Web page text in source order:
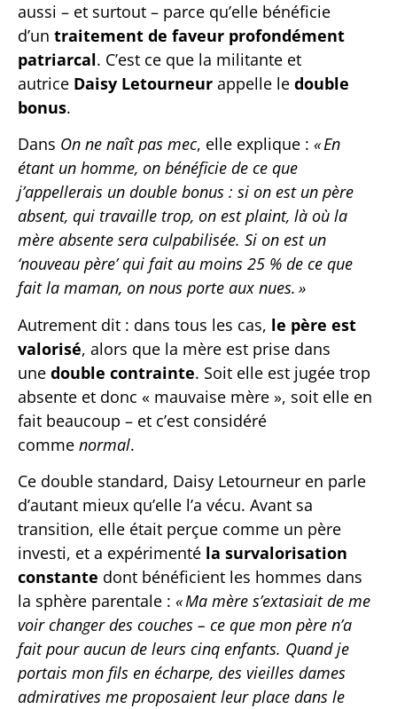
aussi – et surtout – parce qu’elle bénéficie
d’un traitement de faveur profondément
patriarcal. C’est ce que la militante et
autrice Daisy Letourneur appelle le double
bonus.
Dans On ne naît pas mec, elle explique : « En
étant un homme, on bénéficie de ce que
j’appellerais un double bonus : si on est un père
absent, qui travaille trop, on est plaint, là où la
mère absente sera culpabilisée. Si on est un
‘nouveau père’ qui fait au moins 25 % de ce que
fait la maman, on nous porte aux nues. »
Autrement dit : dans tous les cas, le père est
valorisé, alors que la mère est prise dans
une double contrainte. Soit elle est jugée trop
absente et donc « mauvaise mère », soit elle en
fait beaucoup – et c’est considéré
comme normal.
Ce double standard, Daisy Letourneur en parle
d’autant mieux qu’elle l’a vécu. Avant sa
transition, elle était perçue comme un père
investi, et a expérimenté la survalorisation
constante dont bénéficient les hommes dans
la sphère parentale : « Ma mère s’extasiait de me
voir changer des couches – ce que mon père n’a
fait pour aucun de leurs cinq enfants. Quand je
portais mon fils en écharpe, des vieilles dames
admiratives me proposaient leur place dans le